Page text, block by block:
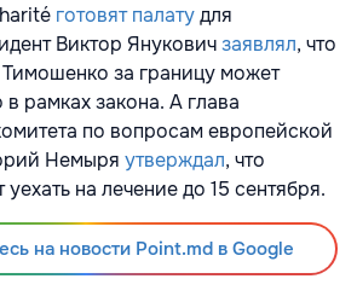
готовят палатудля
Виктор Януковичзаявлял, что
за границу может
рамках закона. А глава
по вопросам европейской
Немыря утверждал, что
на лечение до 15 сентября.
на новости Point.md в Google